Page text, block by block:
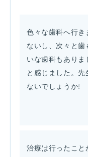
色々な歯科へ行き
ないし、次々と歯
いな歯科もあり
と感じました。
ないでしょうか❕
治療は行ったこと